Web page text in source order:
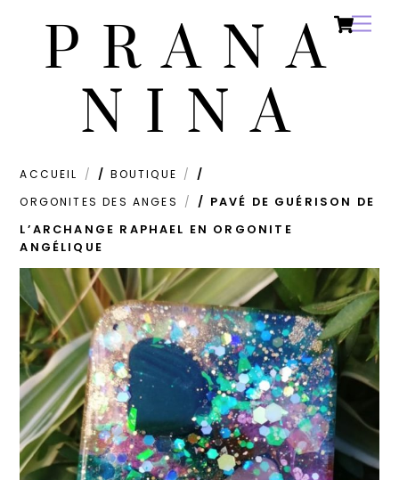
PRANA
NINA
ACCUEIL / BOUTIQUE
/
ORGONITES DES ANGES
/ PAVÉ DE GUÉRISON DE
L’ARCHANGE RAPHAEL EN ORGONITE
ANGÉLIQUE